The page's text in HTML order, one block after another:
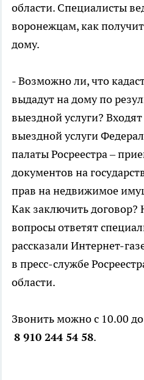
области. Специалисты
воронежцам, как
дому.
- Возможно ли, что
выдадут на дому по
выездной услуги?
выездной услуги
палаты Росреестра –
документов на
прав на недвижимое
Как заключить договор?
вопросы ответят
рассказали Интернет-
в пресс-службе
области.
Звонить можно с 10.00
8 910 244 54 58.